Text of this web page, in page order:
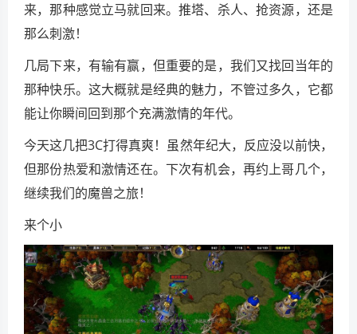
来，那种感觉立马就回来。推塔、杀人、抢资源，还是
那么刺激！
几局下来，有输有赢，但重要的是，我们又找回当年的
那种快乐。这大概就是经典的魅力，不管过多久，它都
能让你瞬间回到那个充满激情的年代。
今天这几把3C打得真爽！虽然年纪大，反应没以前快，
但那份热爱和激情还在。下次有机会，再约上哥几个，
继续我们的魔兽之旅！
来个小